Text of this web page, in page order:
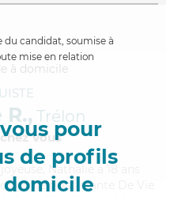
du candidat, soumise à
mise en relation
pour
de profils
domicile
Trélon
Vous
Nathalie a 18 ans
d'Assistante De Vie